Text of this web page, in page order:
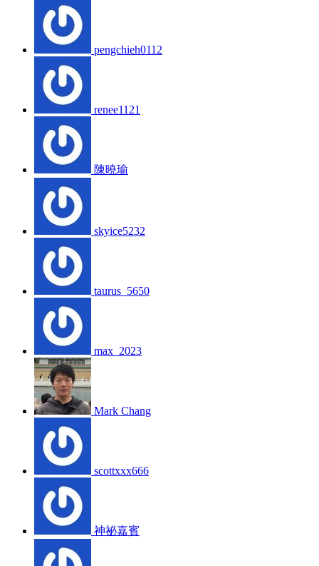
pengchieh0112
renee1121
陳曉瑜
skyice5232
taurus_5650
max_2023
Mark Chang
scottxxx666
神祕嘉賓